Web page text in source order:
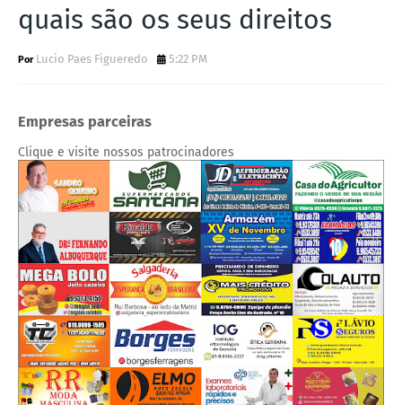
quais são os seus direitos
Lucio Paes Figueredo 5:22 PM
Empresas parceiras
Clique e visite nossos patrocinadores